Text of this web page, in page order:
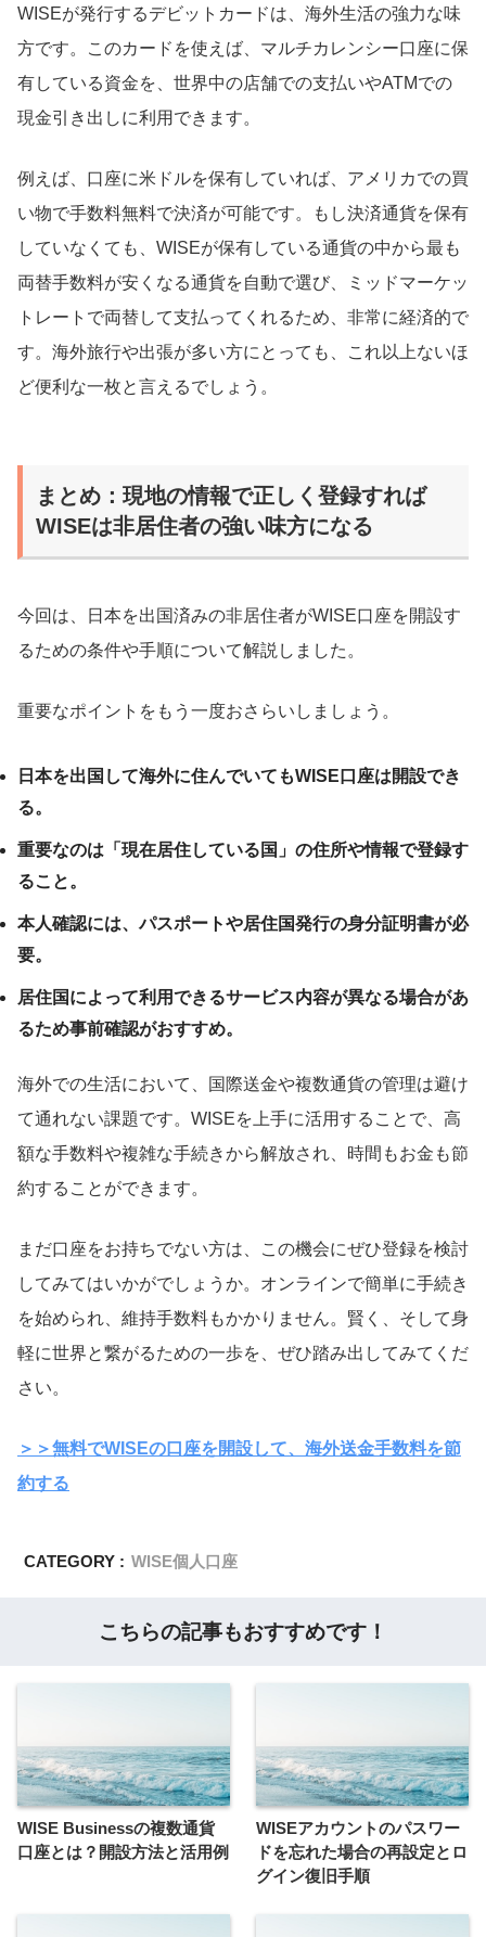
WISEが発行するデビットカードは、海外生活の強力な味
方です。このカードを使えば、マルチカレンシー口座に保
有している資金を、世界中の店舗での支払いやATMでの
現金引き出しに利用できます。
例えば、口座に米ドルを保有していれば、アメリカでの買
い物で手数料無料で決済が可能です。もし決済通貨を保有
していなくても、WISEが保有している通貨の中から最も
両替手数料が安くなる通貨を自動で選び、ミッドマーケッ
トレートで両替して支払ってくれるため、非常に経済的で
す。海外旅行や出張が多い方にとっても、これ以上ないほ
ど便利な一枚と言えるでしょう。
まとめ：現地の情報で正しく登録すれば
WISEは非居住者の強い味方になる
今回は、日本を出国済みの非居住者がWISE口座を開設す
るための条件や手順について解説しました。
重要なポイントをもう一度おさらいしましょう。
日本を出国して海外に住んでいてもWISE口座は開設でき
る。
重要なのは「現在居住している国」の住所や情報で登録す
ること。
本人確認には、パスポートや居住国発行の身分証明書が必
要。
居住国によって利用できるサービス内容が異なる場合があ
るため事前確認がおすすめ。
海外での生活において、国際送金や複数通貨の管理は避け
て通れない課題です。WISEを上手に活用することで、高
額な手数料や複雑な手続きから解放され、時間もお金も節
約することができます。
まだ口座をお持ちでない方は、この機会にぜひ登録を検討
してみてはいかがでしょうか。オンラインで簡単に手続き
を始められ、維持手数料もかかりません。賢く、そして身
軽に世界と繋がるための一歩を、ぜひ踏み出してみてくだ
さい。
＞＞無料でWISEの口座を開設して、海外送金手数料を節
約する
CATEGORY : WISE個人口座
こちらの記事もおすすめです！
WISE Businessの複数通貨
口座とは？開設方法と活用例
WISEアカウントのパスワー
ドを忘れた場合の再設定とロ
グイン復旧手順